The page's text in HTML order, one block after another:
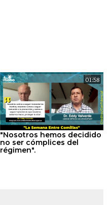
01:58
"Nosotros hemos decidido
no ser cómplices del
régimen".